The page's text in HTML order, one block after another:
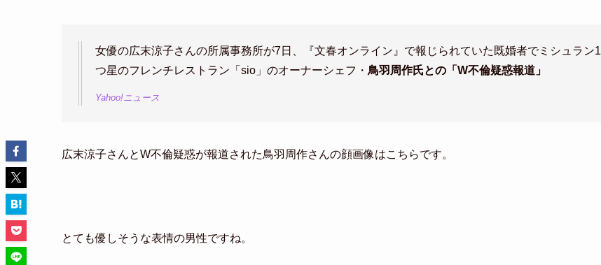
女優の広末涼子さんの所属事務所が7日、『文春オンライン』で報じられていた既婚者でミシュラン1
つ星のフレンチレストラン「sio」のオーナーシェフ・ 鳥羽周作氏との「W不倫疑惑報道」
Yahoo!ニュース
広末涼子さんとW不倫疑惑が報道された鳥羽周作さんの顔画像はこちらです。
とても優しそうな表情の男性ですね。